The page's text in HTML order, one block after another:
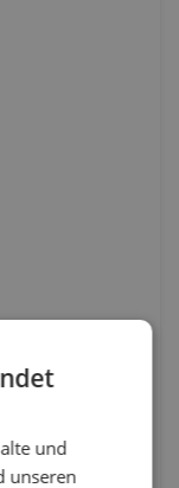
und
unseren